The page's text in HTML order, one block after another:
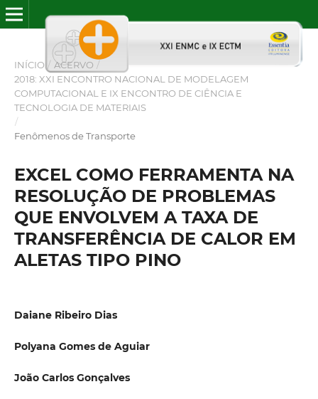
INÍCIO / ACERVO /
2018: XXI ENCONTRO NACIONAL DE MODELAGEM
COMPUTACIONAL E IX ENCONTRO DE CIÊNCIA E
TECNOLOGIA DE MATERIAIS
/
Fenômenos de Transporte
EXCEL COMO FERRAMENTA NA
RESOLUÇÃO DE PROBLEMAS
QUE ENVOLVEM A TAXA DE
TRANSFERÊNCIA DE CALOR EM
ALETAS TIPO PINO
Daiane Ribeiro Dias
Polyana Gomes de Aguiar
João Carlos Gonçalves